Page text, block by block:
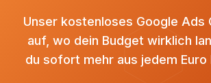
Unser kostenloses Google Ads
auf, wo dein Budget wirklich
du sofort mehr aus jedem Euro